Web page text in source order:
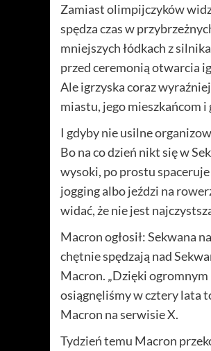
Zamiast olimpijczyków
spędza czas w
mniejszych łódkach z
przed ceremonią otwarcia
Ale igrzyska coraz
miastu, jego mieszkańcom i
I gdyby nie usilne
Bo na co dzień nikt się w
wysoki, po prostu
jogging albo jeździ na
widać, że nie jest
Macron ogłosił: Sekwana
chętnie spędzają nad
Macron. „Dzięki
osiągnęliśmy w cztery lata
Macron na serwisie X.
Tydzień temu Macron